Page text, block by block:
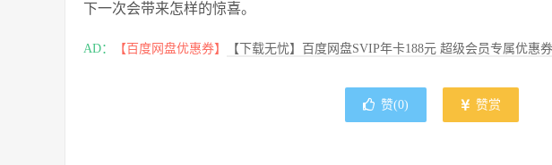
下一次会带来怎样的惊喜。
AD： 【百度网盘优惠券】 【下载无忧】百度网盘SVIP年卡188元 超级会员专属优惠
赞(0) 赞赏